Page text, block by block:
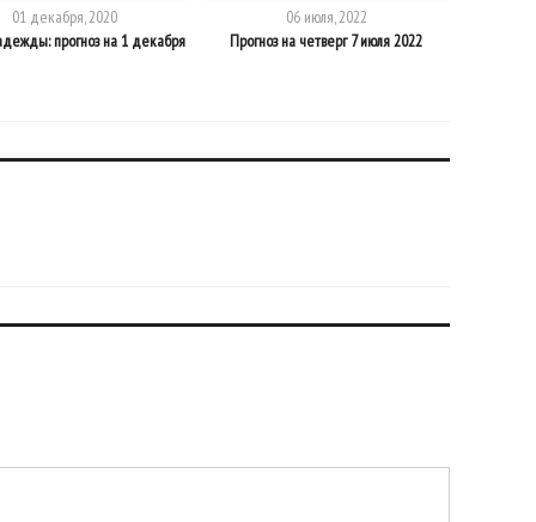
01 декабря, 2020
прогноз на 1 декабря
06 июля, 2022
Прогноз на четверг 7 июля 2022